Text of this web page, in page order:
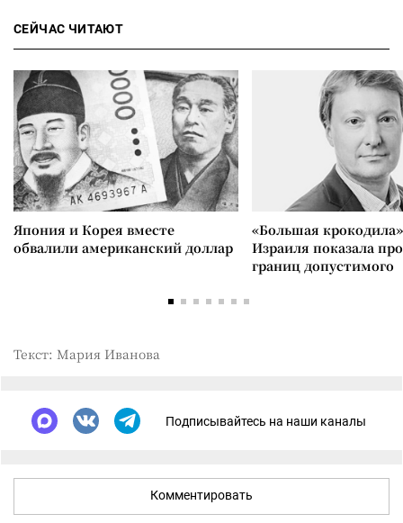
СЕЙЧАС ЧИТАЮТ
Япония и Корея вместе
обвалили американский доллар
«Большая
Израиля показала
границ допустимого
Текст: Мария Иванова
Подписывайтесь на наши каналы
Комментировать